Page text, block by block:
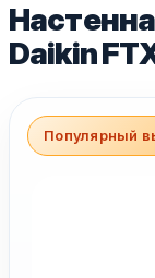
Daikin
Популярный